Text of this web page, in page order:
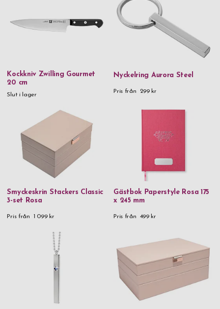
Kockkniv Zwilling Gourmet
20 cm
Slut i lager
Nyckelring Aurora Steel
Pris från 299 kr
Smyckeskrin Stackers Classic
3-set Rosa
Pris från 1 099 kr
Gästbok Paperstyle Rosa 175
x 245 mm
Pris från 499 kr